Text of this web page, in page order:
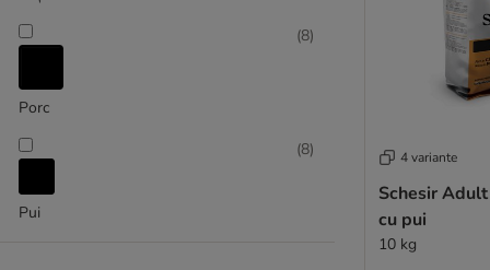
Brit
Carnilove True Fresh
Catit
Crave
Porc
(8)
Pui
(8) 4 variante
Schesir
cu pui
10 kg